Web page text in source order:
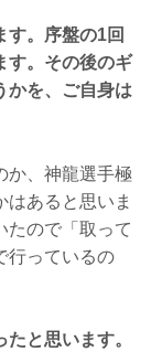
す。序盤の1回
す。その後のギ
かを、ご自身は
か、神龍選手極
はあると思いま
たので「取って
行っているの
と思います。